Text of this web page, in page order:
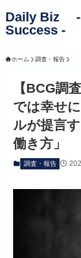
Daily Biz -
Success -
ホーム 調査・報告
【BCG調
では幸せ
ルが提言
働き方」
調査・報告